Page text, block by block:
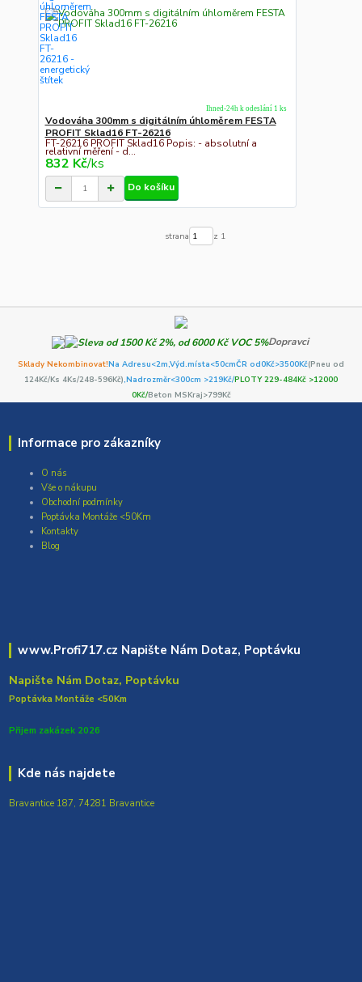
Vodováha 300mm s digitálním úhloměrem FESTA
PROFIT Sklad16 FT-26216
FT-26216 PROFIT Sklad16 Popis: - absolutní a
relativní měření - d...
832 Kč/ks
Ihned-24h k odeslání 1 ks
Do košíku
strana z 1
Dopravci
Sklady Nekombinovat!Na Adresu<2m,Výd.místa<50cmČR od0Kč>3500Kč(Pneu od
124Kč/Ks 4Ks/248-596Kč),Nadrozměr<300cm >219Kč/PLOTY 229-484Kč >12000
0Kč/Beton MSKraj>799Kč
Informace pro zákazníky
O nás
Vše o nákupu
Obchodní podmínky
Poptávka Montáže <50Km
Kontakty
Blog
www.Profi717.cz Napište Nám Dotaz, Poptávku
Napište Nám Dotaz, Poptávku
Poptávka Montáže <50Km
Přijem zakázek 2026
Kde nás najdete
Bravantice 187, 74281 Bravantice